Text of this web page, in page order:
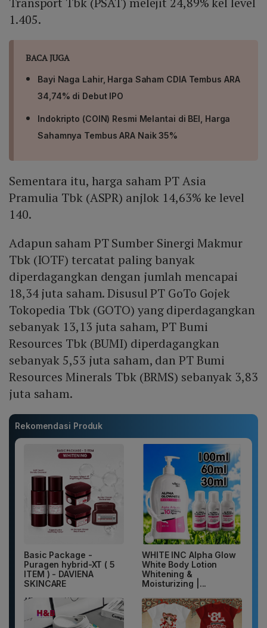
1.405.
BACA JUGA
Bayi Naga Lahir, Harga Saham CDIA Tembus ARA
34,74% di Debut IPO
Indokripto (COIN) Resmi Melantai di BEI, Harga
Sahamnya Tembus ARA Naik 35%
Sementara itu, harga saham PT Asia
Pramulia Tbk (ASPR) anjlok 14,63% ke level
140.
Adapun saham PT Sumber Sinergi Makmur
Tbk (IOTF) tercatat paling banyak
diperdagangkan dengan jumlah mencapai
18,34 juta saham. Disusul PT GoTo Gojek
Tokopedia Tbk (GOTO) yang diperdagangkan
sebanyak 13,13 juta saham, PT Bumi
Resources Tbk (BUMI) diperdagangkan
sebanyak 5,53 juta saham, dan PT Bumi
Resources Minerals Tbk (BRMS) sebanyak 3,83
juta saham.
Rekomendasi Produk
Basic Package -
Puragen hybrid-XT ( 5
ITEM ) - DAVIENA
SKINCARE
WHITE INC Alpha Glow
White Body Lotion
Whitening &
Moisturizing |...